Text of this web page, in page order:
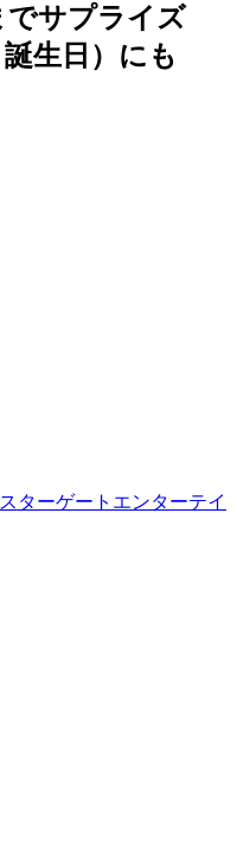
でサプライズ
生日）にも
ターゲートエンターテイ